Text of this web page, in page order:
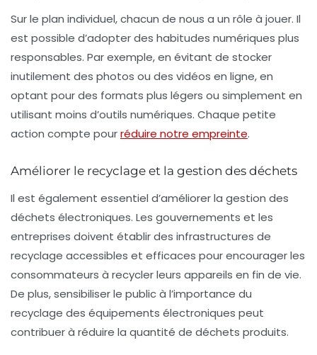
Sur le plan individuel, chacun de nous a un rôle à jouer. Il
est possible d’adopter des habitudes numériques plus
responsables. Par exemple, en évitant de stocker
inutilement des photos ou des vidéos en ligne, en
optant pour des formats plus légers ou simplement en
utilisant moins d’outils numériques. Chaque petite
action compte pourréduire notre empreinte.
Améliorer le recyclage et la gestion des déchets
Il est également essentiel d’améliorer la gestion des
déchets électroniques. Les gouvernements et les
entreprises doivent établir des infrastructures de
recyclage accessibles et efficaces pour encourager les
consommateurs à recycler leurs appareils en fin de vie.
De plus, sensibiliser le public à l’importance du
recyclage des équipements électroniques peut
contribuer à réduire la quantité de déchets produits.